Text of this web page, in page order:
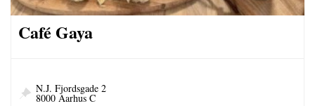
Café Gaya
N.J. Fjordsgade 2
8000 Aarhus C